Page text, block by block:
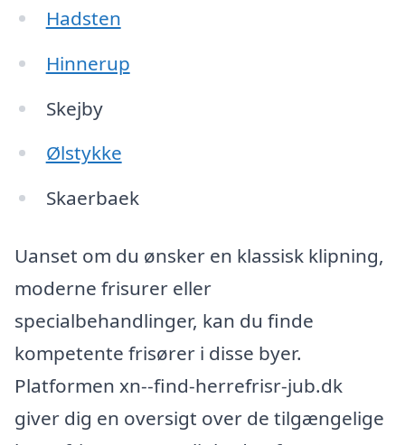
Hadsten
Hinnerup
Skejby
Ølstykke
Skaerbaek
Uanset om du ønsker en klassisk klipning,
moderne frisurer eller
specialbehandlinger, kan du finde
kompetente frisører i disse byer.
Platformen xn--find-herrefrisr-jub.dk
giver dig en oversigt over de tilgængelige